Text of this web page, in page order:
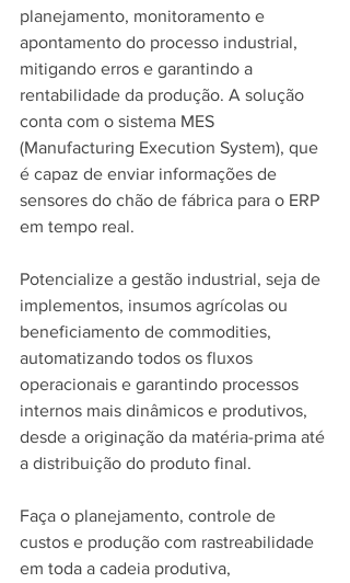
planejamento, monitoramento e
apontamento do processo industrial,
mitigando erros e garantindo a
rentabilidade da produção. A solução
conta com o sistema MES
(Manufacturing Execution System), que
é capaz de enviar informações de
sensores do chão de fábrica para o ERP
em tempo real.
Potencialize a gestão industrial, seja de
implementos, insumos agrícolas ou
beneficiamento de commodities,
automatizando todos os fluxos
operacionais e garantindo processos
internos mais dinâmicos e produtivos,
desde a originação da matéria-prima até
a distribuição do produto final.
Faça o planejamento, controle de
custos e produção com rastreabilidade
em toda a cadeia produtiva,